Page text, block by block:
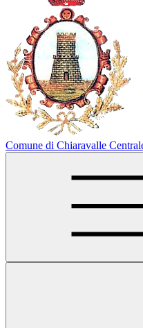
Comune di Chiaravalle